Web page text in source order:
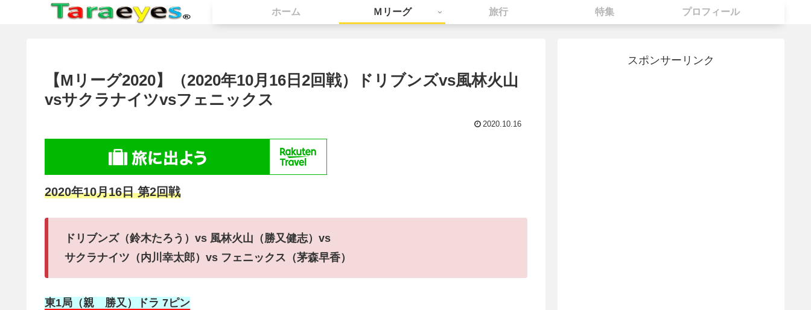
ホーム Ｍリーグ 旅行 特集 プロフィール
【Mリーグ2020】（2020年10月16日2回戦）ドリブンズvs風林火山
vsサクラナイツvsフェニックス
2020.10.16
2020年10月16日 第2回戦
ドリブンズ（鈴木たろう）vs 風林火山（勝又健志）vs
サクラナイツ（内川幸太郎）vs フェニックス（茅森早香）
東1局（親 勝又）ドラ 7ピン
スポンサーリンク